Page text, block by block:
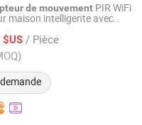
de mouvement PIR WiFi
maison intelligente avec
/ Pièce
2020